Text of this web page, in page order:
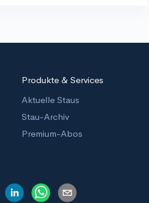
Produkte & Services
Aktuelle Staus
Stau-Archiv
Premium-Abos